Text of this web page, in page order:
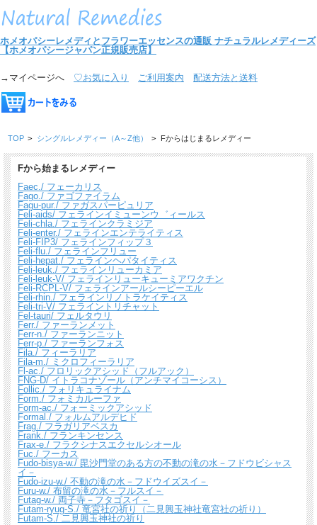
ホメオパシーレメディとフラワーエッセンスの通販 ナチュラルレメディーズ
【ホメオパシージャパン正規販売店】
→マイページへ ♡お気に入り ご利用案内 配送方法と送料
TOP > シングルレメディー（A～Z他） > Fからはじまるレメディー
Fから始まるレメディー
Faec./ フェーカリス
Fago./ ファゴファイラム
Fagu-pur./ ファガスパーピュリア
Feli-aids/ フェラインイミューンウ゛ィールス
Feli-chla./ フェラインクラミジア
Feli-enter./ フェラインエンテライティス
Feli-FIP3/ フェラインフィップ３
Feli-flu./ フェラインフリュー
Feli-hepat./ フェラインヘパタイティス
Feli-leuk./ フェラインリューカミア
Feli-leuk-V/ フェラインリューキューミアワクチン
Feli-RCPL-V/ フェラインアールシーピーエル
Feli-rhin./ フェラインリノトラケイティス
Feli-tri-V/ フェライントリチャット
Fel-tauri/ フェルタウリ
Ferr./ ファーランメット
Ferr-n./ ファーランニット
Ferr-p./ ファーランフォス
Fila./ フィーラリア
Fila-m./ ミクロフィーラリア
Fl-ac./ フロリックアシッド（フルアック）
FNG-D/ イトラコナゾール（アンチマイコーシス）
Follic./ フォリキュライナム
Form./ フォミカルーファ
Form-ac./ フォーミックアシッド
Formal./ フォルムアルデヒド
Frag./ フラガリアベスカ
Frank./ フランキンセンス
Frax-e./ フラクシナスエクセルシオール
Fuc./ フーカス
Fudo-bisya-w./ 毘沙門堂のある方の不動の滝の水－フドウビシャス
イ－
Fudo-izu-w./ 不動の滝の水－フドウイズスイ－
Furu-w./ 布留の滝の水－フルスイ－
Futag-w./ 両子寺－フタゴスイ－
Futam-ryug-S./ 竜宮社の祈り（二見興玉神社竜宮社の祈り）
Futam-S./ 二見興玉神社の祈り